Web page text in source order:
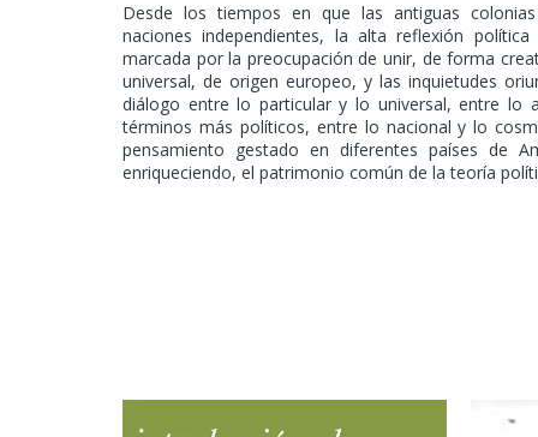
Desde los tiempos en que las antiguas
naciones independientes, la alta reflexión
marcada por la preocupación de unir, de forma
universal, de origen europeo, y las inquietudes
diálogo entre lo particular y lo universal, entre lo
términos más políticos, entre lo nacional y lo
pensamiento gestado en diferentes países de
enriqueciendo, el patrimonio común de la teoría